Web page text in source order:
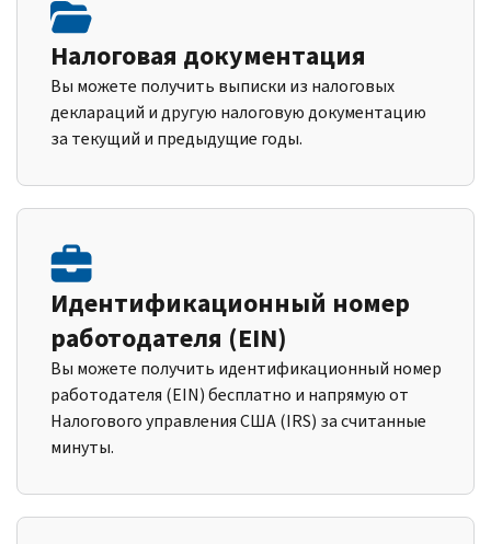
Налоговая документация
Вы можете получить выписки из налоговых
деклараций и другую налоговую документацию
за текущий и предыдущие годы.
Идентификационный номер
работодателя (EIN)
Вы можете получить идентификационный номер
работодателя (EIN) бесплатно и напрямую от
Налогового управления США (IRS) за считанные
минуты.